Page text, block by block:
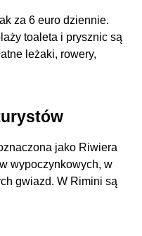
za 6 euro dziennie.
toaleta i prysznic są
leżaki, rowery,
jako Riwiera
wypoczynkowych, w
gwiazd. W Rimini są